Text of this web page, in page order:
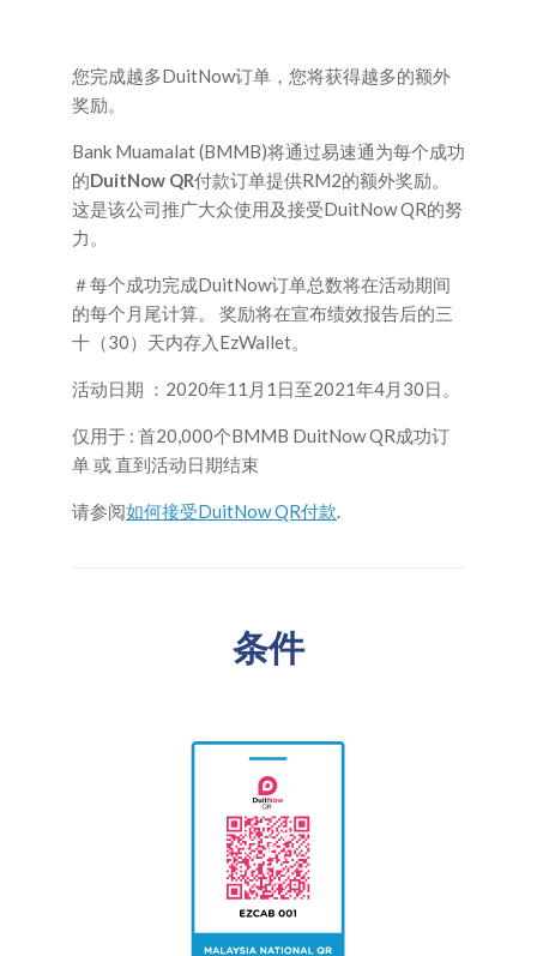
您完成越多DuitNow订单，您将获得越多的额外
奖励。
Bank Muamalat (BMMB)将通过易速通为每个成功
的DuitNow QR付款订单提供RM2的额外奖励。
这是该公司推广大众使用及接受DuitNow QR的努
力。
＃每个成功完成DuitNow订单总数将在活动期间
的每个月尾计算。 奖励将在宣布绩效报告后的三
十（30）天内存入EzWallet。
活动日期 ：2020年11月1日至2021年4月30日。
仅用于 : 首20,000个BMMB DuitNow QR成功订
单 或 直到活动日期结束
请参阅如何接受DuitNow QR付款.
条件